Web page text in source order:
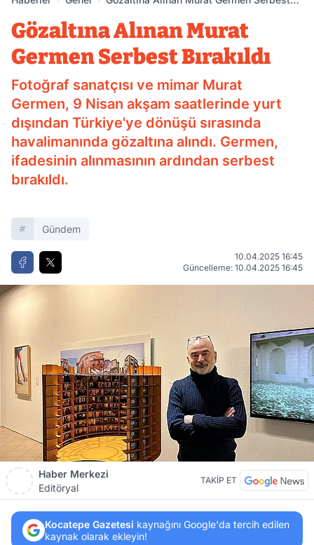
Gözaltına Alınan Murat
Germen Serbest Bırakıldı
Fotoğraf sanatçısı ve mimar Murat
Germen, 9 Nisan akşam saatlerinde yurt
dışından Türkiye'ye dönüşü sırasında
havalimanında gözaltına alındı. Germen,
ifadesinin alınmasının ardından serbest
bırakıldı.
Gündem
10.04.2025 16:45
Güncelleme: 10.04.2025 16:45
Haber Merkezi
Editöryal
TAKİP ET
Kocatepe Gazetesi kaynağını Google'da tercih edilen
kaynak olarak ekleyin!